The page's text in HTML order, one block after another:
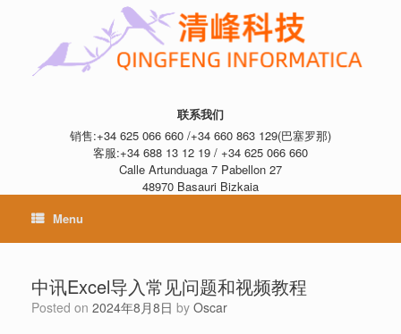
联系我们
销售:+34 625 066 660 /+34 660 863 129(巴塞罗那)
客服:+34 688 13 12 19 / +34 625 066 660
Calle Artunduaga 7 Pabellon 27
48970 Basauri Bizkaia
Menu
中讯Excel导入常见问题和视频教程
Posted on 2024年8月8日 by Oscar